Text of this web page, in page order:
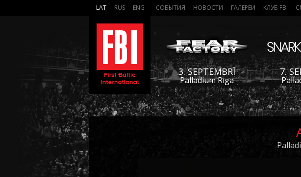
LAT RUS ENG СОБЫТИЯ НОВОСТИ ГАЛЕРЕИ КЛУБ FBI
3. SEPTEMBRĪ
Palladium Rīga
7.